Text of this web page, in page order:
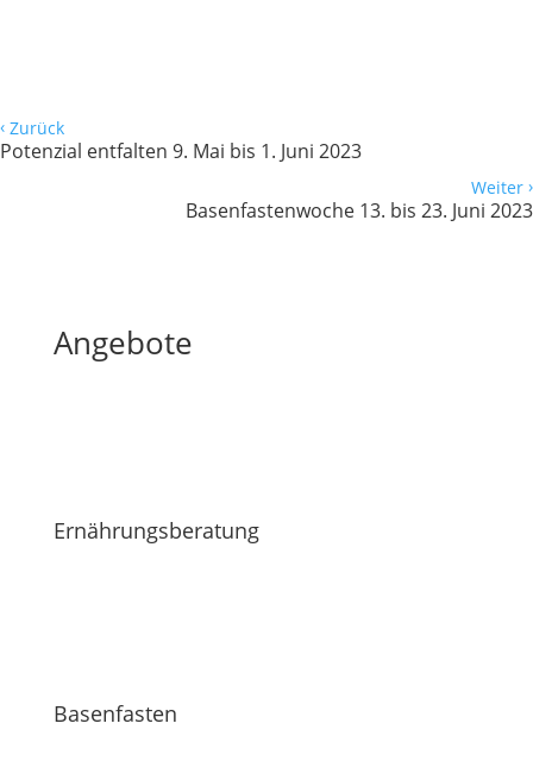
‹ Zurück
Potenzial entfalten 9. Mai bis 1. Juni 2023
Weiter ›
Basenfastenwoche 13. bis 23. Juni 2023
Angebote
Ernährungsberatung
Basenfasten